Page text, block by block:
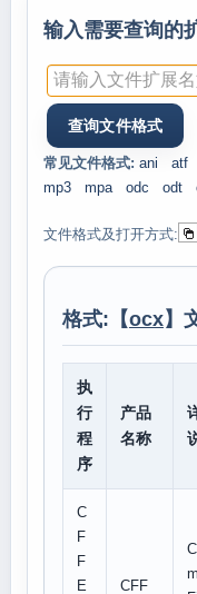
输入需要查询的
常见文件格式: ani atf
mp3
mpa odc odt
文件格式及打开方式:
格式:【ocx】
执
行
程
序
产品
名称
C
F
F
E
CFF